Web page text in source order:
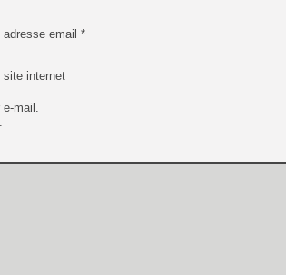
adresse email *
site internet
e-mail.